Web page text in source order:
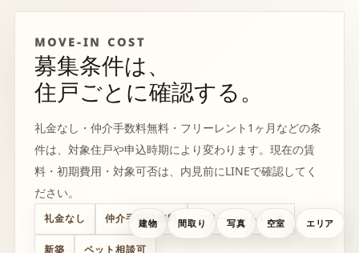
建物 間取り 写真 空室 エリア
MOVE-IN COST
募集条件は、
住戸ごとに確認する。
礼金なし・仲介手数料無料・フリーレント1ヶ月などの条
件は、対象住戸や申込時期により変わります。現在の賃
料・初期費用・対象可否は、内見前にLINEで確認してく
ださい。
礼金なし 仲介手数料無料 フリーレント1ヶ月
新築 ペット相談可